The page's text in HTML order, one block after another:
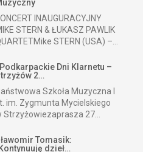
INAUGURACYJNY
STERN & ŁUKASZ PAWLIK
STERN (USA) –...
I Podkarpackie Dni Klarnetu –
2…
Szkoła Muzyczna I
im. Zygmunta Mycielskiego
Strzyżowiezaprasza 27...
Tomasik:
dzieł…